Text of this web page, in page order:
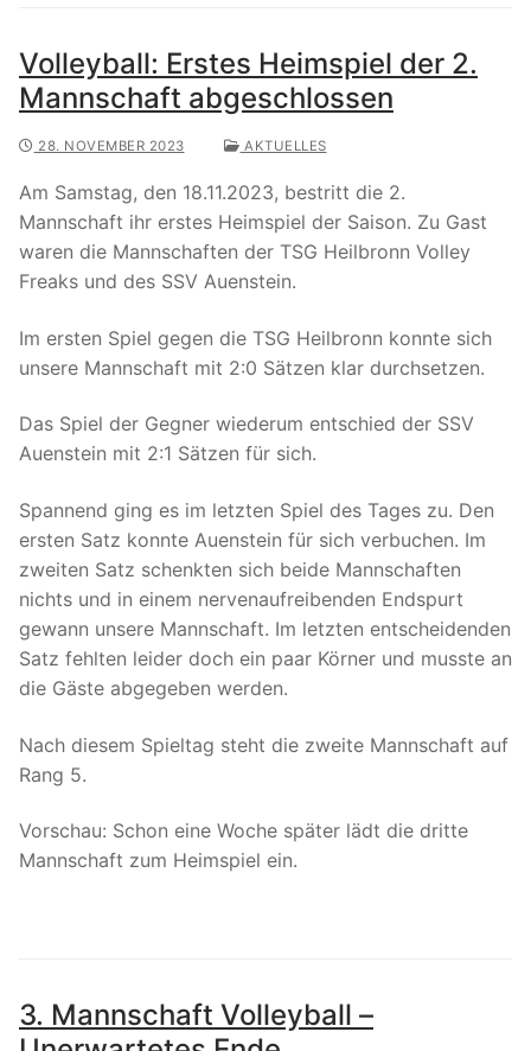
Volleyball: Erstes Heimspiel der 2.
Mannschaft abgeschlossen
28. NOVEMBER 2023 AKTUELLES
Am Samstag, den 18.11.2023, bestritt die 2.
Mannschaft ihr erstes Heimspiel der Saison. Zu Gast
waren die Mannschaften der TSG Heilbronn Volley
Freaks und des SSV Auenstein.
Im ersten Spiel gegen die TSG Heilbronn konnte sich
unsere Mannschaft mit 2:0 Sätzen klar durchsetzen.
Das Spiel der Gegner wiederum entschied der SSV
Auenstein mit 2:1 Sätzen für sich.
Spannend ging es im letzten Spiel des Tages zu. Den
ersten Satz konnte Auenstein für sich verbuchen. Im
zweiten Satz schenkten sich beide Mannschaften
nichts und in einem nervenaufreibenden Endspurt
gewann unsere Mannschaft. Im letzten entscheidenden
Satz fehlten leider doch ein paar Körner und musste an
die Gäste abgegeben werden.
Nach diesem Spieltag steht die zweite Mannschaft auf
Rang 5.
Vorschau: Schon eine Woche später lädt die dritte
Mannschaft zum Heimspiel ein.
3. Mannschaft Volleyball –